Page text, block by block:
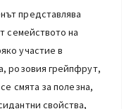
представлява
семейството на
участие в
розовия грейпфрут,
смята за полезна,
свойства,